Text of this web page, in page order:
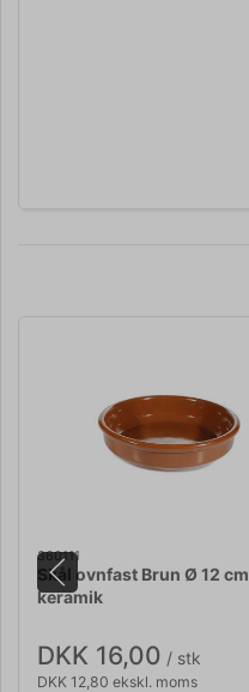
360111
Skål ovnfast Brun Ø 12 cm
keramik
DKK 16,00 / stk
DKK 12,80 ekskl. moms